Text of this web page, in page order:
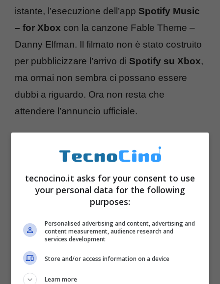
istante, l’esecuzione dell’app Spotify Music
– for Xbox con la canzone Fable Theme –
Danny Elfman. Il filmato non è stato costruito
per pubblicizzare l’arrivo di Spotify su Xbox,
ma ormai non sembra ci possano essere
dubbi a riguardo. Ora non resta che
attendere l’annuncio ufficiale.
piani alti della piattaforma di musica
streaming svedese – che si troverà fra le sua
fila nuovi utenti del mondo gaming oltre a
quelli di PS4 – e al tempo stesso anche
Xbox che potranno offrire ai loro giocatori un
nuovo e completissimo servizio musicale.
tecnocino.it asks for your consent to use
your personal data for the following
purposes:
Personalised advertising and content, advertising and
content measurement, audience research and
services development
Store and/or access information on a device
Learn more